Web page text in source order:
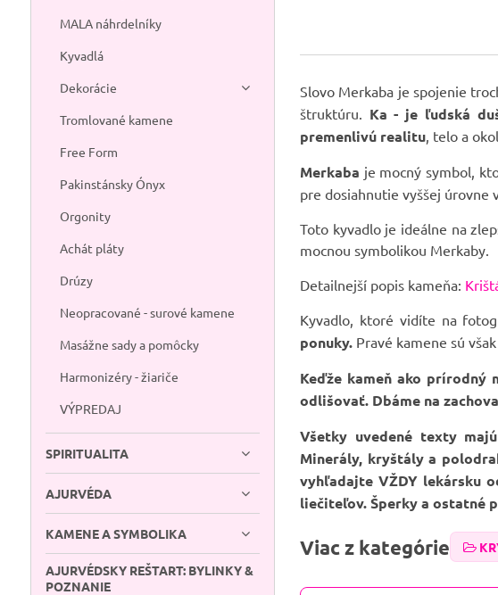
Slovo Merkaba je spojenie
štruktúru. Ka - je ľudská
premenlivú realitu, telo a
Merkaba je mocný symbol,
pre dosiahnutie vyššej úrovne
Toto kyvadlo je ideálne na
mocnou symbolikou Merkaby.
Detailnejší popis kameňa:
Kyvadlo, ktoré vidíte na
ponuky. Pravé kamene sú
Keďže kameň ako prírodný
odlišovať. Dbáme na
Všetky uvedené texty
Minerály, kryštály a
vyhľadajte VŽDY lekársku
liečiteľov. Šperky a ostatné
Viac z kategórie
MALA náhrdelníky
Kyvadlá
Dekorácie
Tromlované kamene
Free Form
Pakinstánsky Ónyx
Orgonity
Achát pláty
Drúzy
Neopracované - surové kamene
Masážne sady a pomôcky
Harmonizéry - žiariče
VÝPREDAJ
SPIRITUALITA
AJURVÉDA
KAMENE A SYMBOLIKA
AJURVÉDSKY REŠTART: BYLINKY &
POZNANIE